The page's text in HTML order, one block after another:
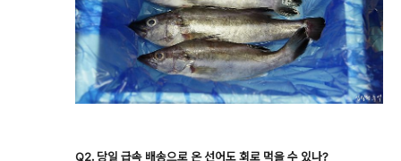
Q2. 당일 급속 배송으로 온 선어도 회로 먹을 수 있나?